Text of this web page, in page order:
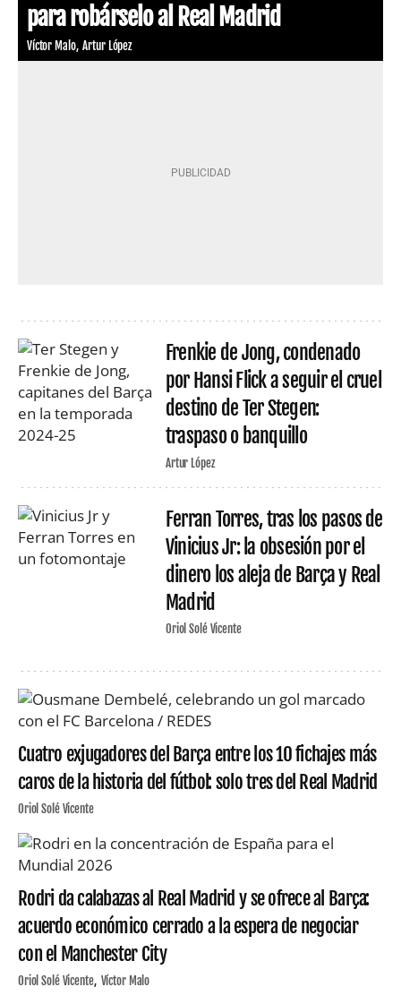
para robárselo al Real Madrid
Víctor Malo Artur López
Frenkie de Jong, condenado
por Hansi Flick a seguir el cruel
destino de Ter Stegen:
traspaso o banquillo
Artur López
Ferran Torres, tras los pasos de
Vinicius Jr: la obsesión por el
dinero los aleja de Barça y Real
Madrid
Oriol Solé Vicente
Cuatro exjugadores del Barça entre los 10 fichajes más
caros de la historia del fútbol: solo tres del Real Madrid
Oriol Solé Vicente
Rodri da calabazas al Real Madrid y se ofrece al Barça:
acuerdo económico cerrado a la espera de negociar
con el Manchester City
Oriol Solé Vicente Víctor Malo